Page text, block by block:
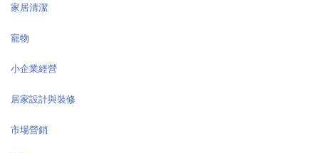
家居清潔
寵物
小企業經營
居家設計與裝修
市場營銷